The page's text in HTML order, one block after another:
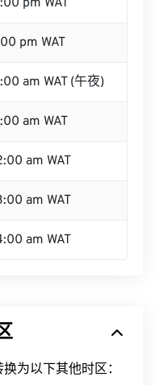
pm WAT
pm WAT
am WAT (午夜)
am WAT
am WAT
am WAT
am WAT
为以下其他时区：